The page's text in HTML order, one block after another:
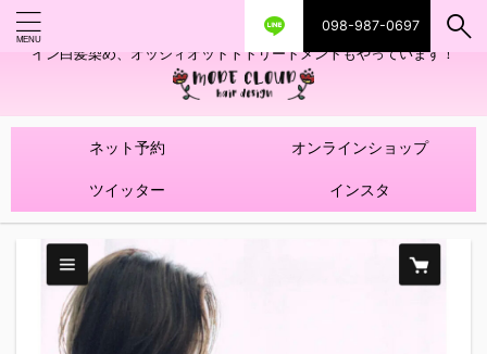
098-987-0697
艶ツヤヘアカラー！髪質改善トリートメントやハイライトを使ったデザ
イン白髪染め、オッジィオットトトリートメントもやっています！
ネット予約 オンラインショップ
ツイッター インスタ